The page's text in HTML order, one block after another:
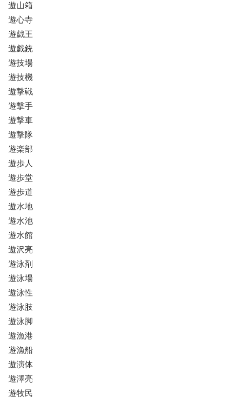
遊山箱
遊心寺
遊戯王
遊戯銃
遊技場
遊技機
遊撃戦
遊撃手
遊撃車
遊撃隊
遊楽部
遊歩人
遊歩堂
遊歩道
遊水地
遊水池
遊水館
遊沢亮
遊泳剤
遊泳場
遊泳性
遊泳肢
遊泳脚
遊漁港
遊漁船
遊演体
遊澤亮
遊牧民